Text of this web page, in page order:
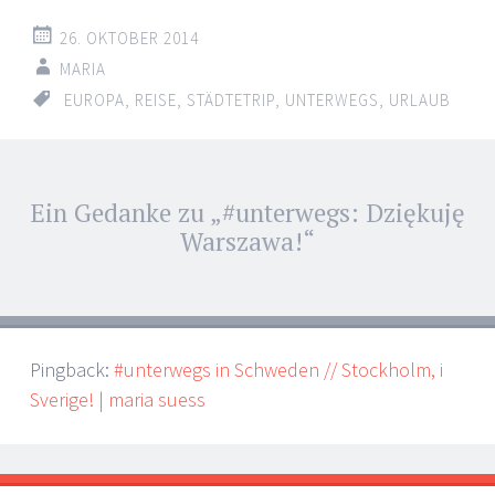
26. OKTOBER 2014
MARIA
EUROPA, REISE, STÄDTETRIP, UNTERWEGS, URLAUB
Artikel-
Navigation
Ein Gedanke zu „#unterwegs: Dziękuję
Warszawa!“
Pingback: #unterwegs in Schweden // Stockholm, i
Sverige! | maria suess